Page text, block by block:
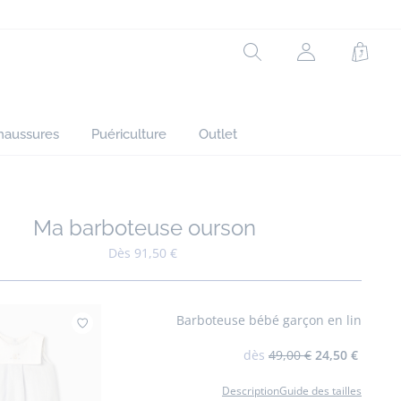
Rechercher
Mon
Puériculture Outlet
Ajouter à mes favoris : Ma barboteuse ourson
Ma barboteuse ourson
Dès 91,50 €
Ajouter à mes favoris : Barboteuse bébé
Barboteuse bébé garçon en lin
dès 49,00 € 24,50 €
Description Guide des tailles